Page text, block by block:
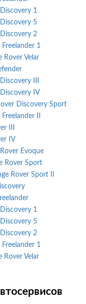
1
5
2
Freelander 1
Rover Velar
III
IV
Discovery Sport
II
III
IV
Evoque
Rover Sport
Rover Sport II
1
5
2
Freelander 1
Rover Velar